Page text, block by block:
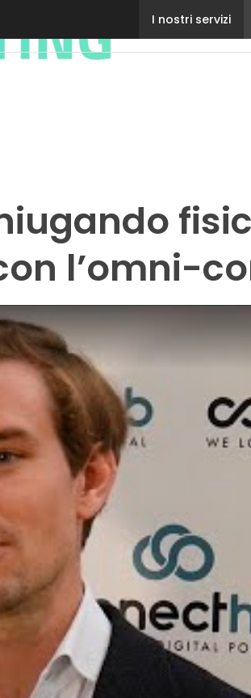
I nostri servizi
ConnectHub,
l’omni-